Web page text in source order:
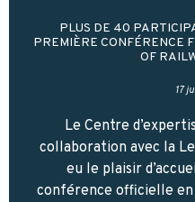
PLUS DE 40
PREMIÈRE CONFÉRENCE
OF
17
Le Centre
collaboration avec la
eu le plaisir
conférence officielle en